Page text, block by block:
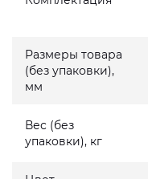
Размеры товара
(без упаковки),
мм
Вес (без
упаковки), кг